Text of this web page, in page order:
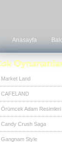
Anasayfa
Market Land
CAFELAND
Örümcek Adam Resimleri
Candy Crush Saga
Gangnam Style